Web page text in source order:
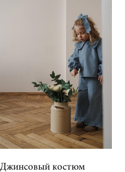
Джинсовый костюм